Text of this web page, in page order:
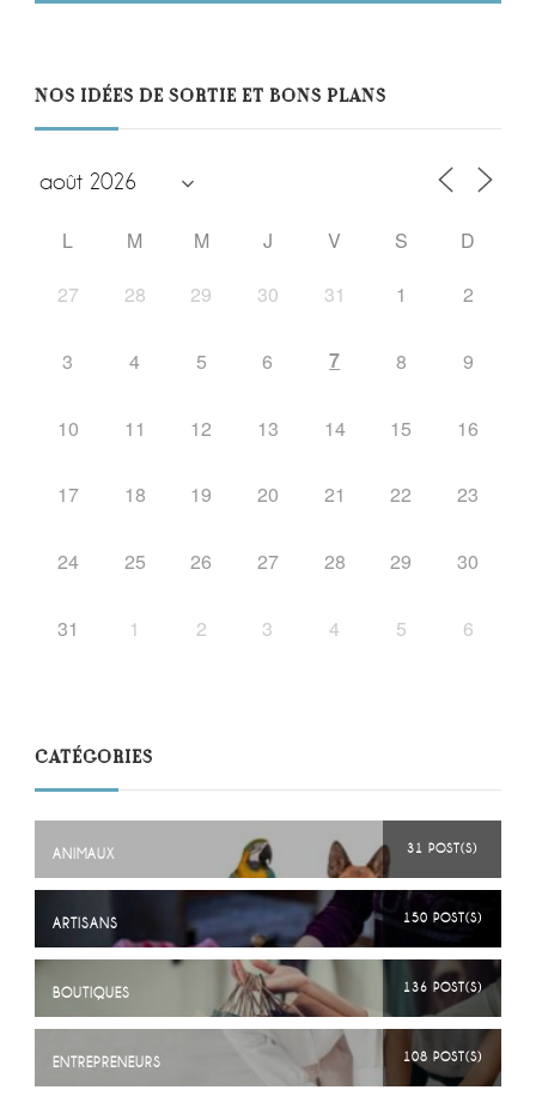
NOS IDÉES DE SORTIE ET BONS PLANS
L M M J V S
D
27
28 29 30 31 1 2
3 4 5 6 7 8 9
10 11 12 13 14 15 16
17 18 19 20 21 22 23
24 25 26 27 28 29 30
31 1 2 3 4 5 6
CATÉGORIES
ANIMAUX 31 POST(S)
ARTISANS 150 POST(S)
BOUTIQUES 136 POST(S)
ENTREPRENEURS 108 POST(S)